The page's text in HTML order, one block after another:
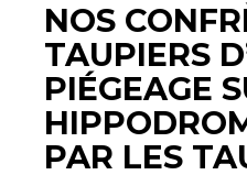
NOS
TAUPIERS
PIÉGEAGE
PAR LES